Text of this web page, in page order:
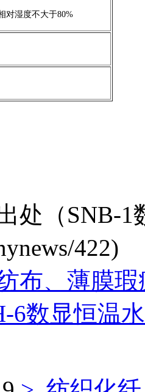
对湿度不大于80%
处（SNB-1
422)
布、薄膜
6数显恒温